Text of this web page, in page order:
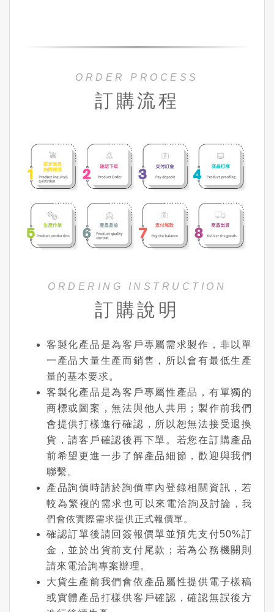
ORDER PROCESS
訂購流程
ORDERING INSTRUCTION
訂購說明
客製化產品是為客戶專屬需求製作，非以單
一產品大量生產而銷售，所以會有最低生產
量的基本要求。
客製化產品是為客戶專屬性產品，有單獨的
商標或圖案，無法與他人共用；製作前我們
會提供打樣進行確認，所以恕無法接受退換
貨，請客戶確認後再下單。若您在訂購產品
前希望更進一步了解產品細節，歡迎與我們
聯繫。
產品詢價時請於詢價車內登錄相關資訊，若
較為繁複的需求也可以來電洽詢及討論 ，我
們會依實際需求提供正式報價單。
確認訂單後請回簽報價單並預先支付50%訂
金，並於出貨前支付尾款；若為公務機關則
請來電洽詢專案辦理。
大貨生產前我們會依產品屬性提供電子樣稿
或實體產品打樣供客戶確認，確認無誤後方